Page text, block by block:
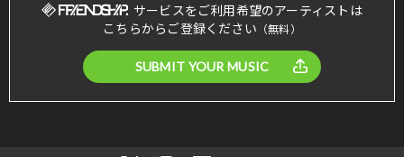
サービスをご利用希望のアーティストは
こちらからご登録ください （無料）
SUBMIT YOUR MUSIC